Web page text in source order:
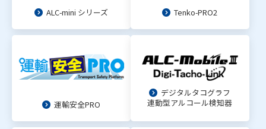
ALC-mini シリーズ Tenko-PRO2
運輸安全PRO
デジタルタコグラフ
連動型アルコール検知器